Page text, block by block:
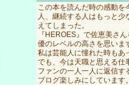
この本を読んだ時の感動
人、継続する人はもっと
えてしまった。
『HEROES』で佐恵美さ
優のレベルの高さを思いま
私は芸能人に憧れた時もあ
でも、今は天職と思える仕
ファンの一人一人に返信
ブログ楽しみにしていま